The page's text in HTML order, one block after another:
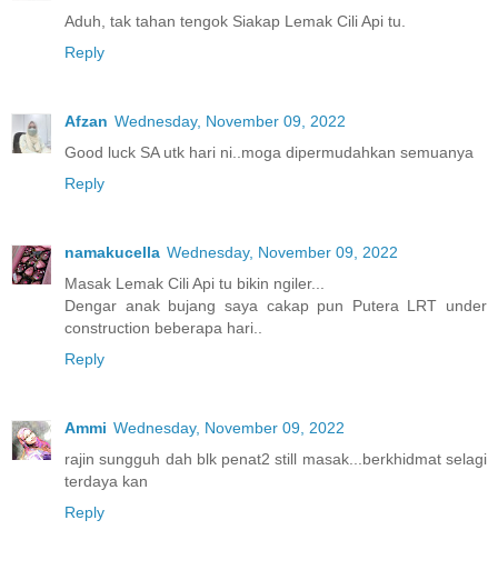
Aduh, tak tahan tengok Siakap Lemak Cili Api tu.
Reply
Afzan Wednesday, November 09, 2022
Good luck SA utk hari ni..moga dipermudahkan semuanya
Reply
namakucella Wednesday, November 09, 2022
Masak Lemak Cili Api tu bikin ngiler...
Dengar anak bujang saya cakap pun Putera LRT under
construction beberapa hari..
Reply
Ammi Wednesday, November 09, 2022
rajin sungguh dah blk penat2 still masak...berkhidmat selagi
terdaya kan
Reply